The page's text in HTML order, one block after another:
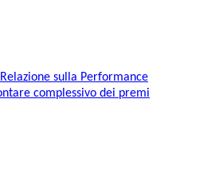
Relazione sulla Performance
complessivo dei premi